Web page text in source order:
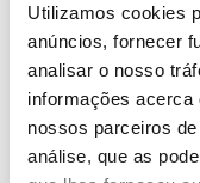
Utilizamos cookies
anúncios, fornecer
analisar o nosso
informações acerca
nossos parceiros
análise, que as
250.02 Kb 2024
2024-06-04